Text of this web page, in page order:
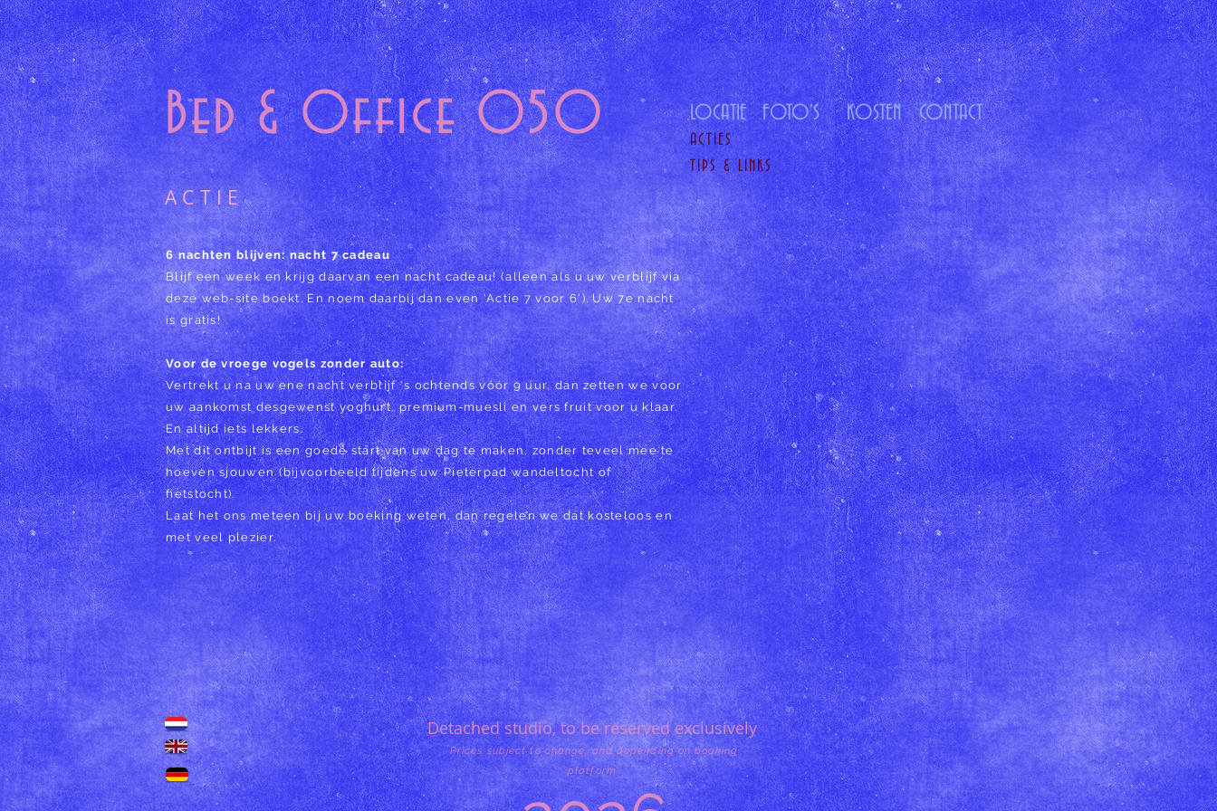
Bed & Office 050 LOCATIE FOTO'S KOSTEN CONTACT
ACTIES
TIPS & LINKS
ACTIE
6 nachten blijven: nacht 7 cadeau
Blijf een week en krijg daarvan een nacht cadeau! (alleen als u uw verblijf via
deze web-site boekt. En noem daarbij dan even 'Actie 7 voor 6'). Uw 7e nacht
is gratis!
Voor de vroege vogels zonder auto:
Vertrekt u na uw ene nacht verblijf 's ochtends vóór 9 uur, dan zetten we voor
uw aankomst desgewenst yoghurt, premium-muesli en vers fruit voor u klaar.
En altijd iets lekkers.
Met dit ontbijt is een goede start van uw dag te maken, zonder teveel mee te
hoeven sjouwen (bijvoorbeeld tijdens uw Pieterpad wandeltocht of
fietstocht).
Laat het ons meteen bij uw boeking weten, dan regelen we dat kosteloos en
met veel plezier.
Detached studio, to be reserved exclusively
Prices subject to change, and depending on booking
platform